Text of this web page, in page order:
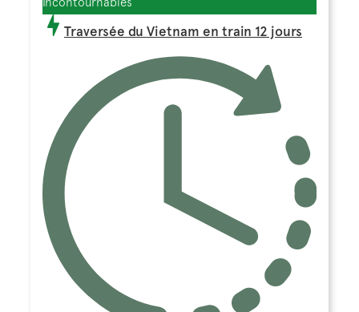
Traversée du Vietnam en train 12 jours